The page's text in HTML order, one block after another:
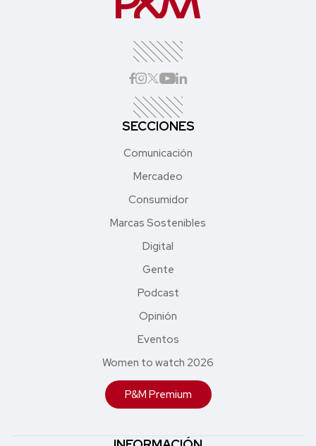
SECCIONES
Comunicación
Mercadeo
Consumidor
Marcas Sostenibles
Digital
Gente
Podcast
Opinión
Eventos
Women to watch 2026
P&M Premium